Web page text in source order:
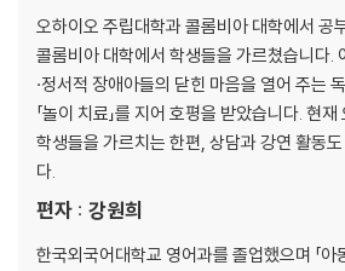
사랑을 찾은 소년
마지막 목요일
안녕, 딥스!
논리 논술 Level Up!
오하이오 주립대학과 콜롬비아 대학에서 공
콜롬비아 대학에서 학생들을 가르쳤습니다.
·정서적 장애아들의 닫힌 마음을 열어 주는
「놀이 치료」를 지어 호평을 받았습니다. 현
학생들을 가르치는 한편, 상담과 강연 활동
다.
편자 : 강원희
한국외국어대학교 영어과를 졸업했으며 「아